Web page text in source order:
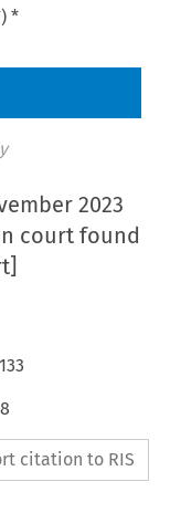
*
2023
court found
133
citation to RIS